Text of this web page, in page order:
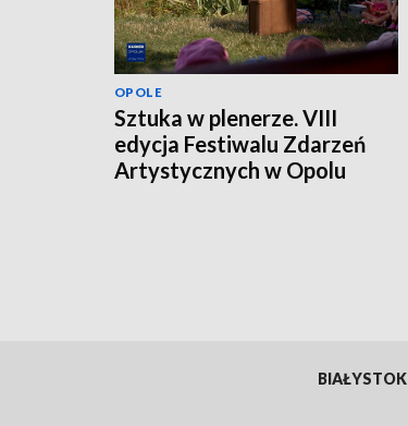
OPOLE
Sztuka w plenerze. VIII
edycja Festiwalu Zdarzeń
Artystycznych w Opolu
BIAŁYSTOK